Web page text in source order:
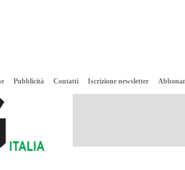
Pubblicità Contatti Iscrizione newsletter